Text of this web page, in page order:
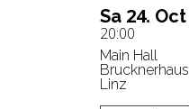
Sa 24. Oct
20:00
Main Hall
Brucknerhaus
Linz